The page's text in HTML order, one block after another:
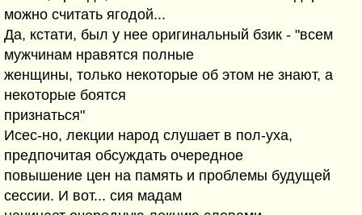
можно считать ягодой...
Да, кстати, был у нее оригинальный бзик - "всем
мужчинам нравятся полные
женщины, только некоторые об этом не знают, а
некоторые боятся
признаться"
Исес-но, лекции народ слушает в пол-уха,
предпочитая обсуждать очередное
повышение цен на память и проблемы будущей
сессии. И вот... сия мадам